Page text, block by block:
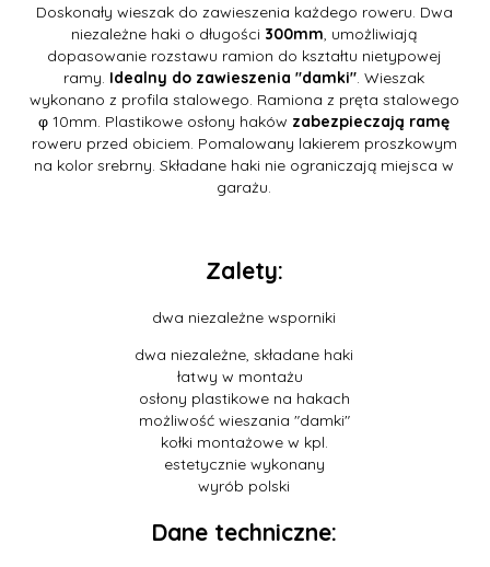
Doskonały wieszak do zawieszenia każdego roweru. Dwa
niezależne haki o długości 300mm, umożliwiają
dopasowanie rozstawu ramion do kształtu nietypowej
ramy. Idealny do zawieszenia "damki". Wieszak
wykonano z profila stalowego. Ramiona z pręta stalowego
φ 10mm. Plastikowe osłony haków zabezpieczają ramę
roweru przed obiciem. Pomalowany lakierem proszkowym
na kolor srebrny. Składane haki nie ograniczają miejsca w
garażu.
Zalety:
dwa niezależne wsporniki
dwa niezależne, składane haki
łatwy w montażu
osłony plastikowe na hakach
możliwość wieszania "damki"
kołki montażowe w kpl.
estetycznie wykonany
wyrób polski
Dane techniczne: